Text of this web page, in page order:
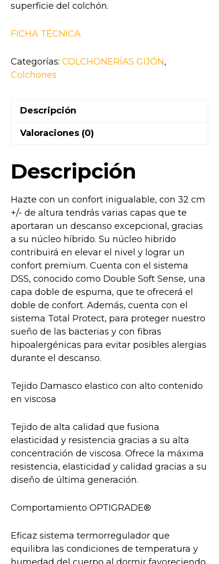
superficie del colchón.
FICHA TÉCNICA
Categorías:COLCHONERÍAS GIJÓN,
Colchones
Descripción
Valoraciones (0)
Descripción
Hazte con un confort inigualable, con 32 cm
+/- de altura tendrás varias capas que te
aportaran un descanso excepcional, gracias
a su núcleo híbrido. Su núcleo hibrido
contribuirá en elevar el nivel y lograr un
confort premium. Cuenta con el sistema
DSS, conocido como Double Soft Sense, una
capa doble de espuma, que te ofrecerá el
doble de confort. Además, cuenta con el
sistema Total Protect, para proteger nuestro
sueño de las bacterias y con fibras
hipoalergénicas para evitar posibles alergias
durante el descanso.
Tejido Damasco elastico con alto contenido
en viscosa
Tejido de alta calidad que fusiona
elasticidad y resistencia gracias a su alta
concentración de viscosa. Ofrece la máxima
resistencia, elasticidad y calidad gracias a su
diseño de última generación.
Comportamiento OPTIGRADE®
Eficaz sistema termorregulador que
equilibra las condiciones de temperatura y